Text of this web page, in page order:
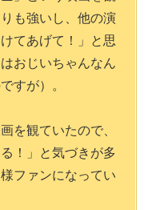
も強いし、他の演
てあげて！」と思
おじいちゃんなん
すが）。
を観ていたので、
！」と気づきが多
ファンになってい